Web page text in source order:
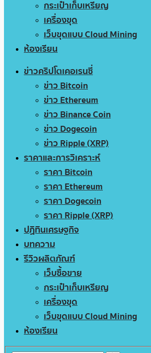
กระเป๋าเก็บเหรียญ
เครื่องขุด
เว็บขุดแบบ Cloud Mining
ห้องเรียน
ข่าวคริปโตเคอเรนซี่
ข่าว Bitcoin
ข่าว Ethereum
ข่าว Binance Coin
ข่าว Dogecoin
ข่าว Ripple (XRP)
ราคาและการวิเคราะห์
ราคา Bitcoin
ราคา Ethereum
ราคา Dogecoin
ราคา Ripple (XRP)
ปฏิทินเศรษฐกิจ
บทความ
รีวิวผลิตภัณฑ์
เว็บซื้อขาย
กระเป๋าเก็บเหรียญ
เครื่องขุด
เว็บขุดแบบ Cloud Mining
ห้องเรียน